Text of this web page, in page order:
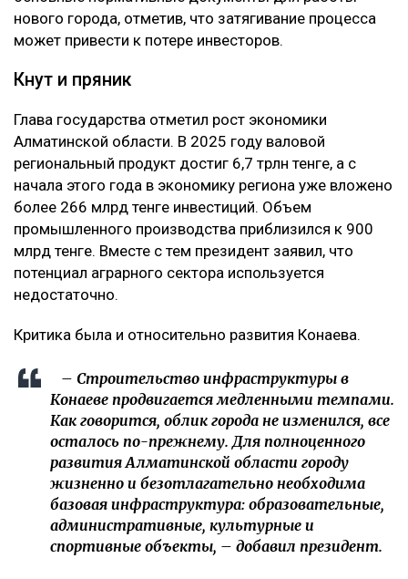
нового города, отметив, что затягивание процесса
может привести к потере инвесторов.
Кнут и пряник
Глава государства отметил рост экономики
Алматинской области. В 2025 году валовой
региональный продукт достиг 6,7 трлн тенге, а с
начала этого года в экономику региона уже вложено
более 266 млрд тенге инвестиций. Объем
промышленного производства приблизился к 900
млрд тенге. Вместе с тем президент заявил, что
потенциал аграрного сектора используется
недостаточно.
Критика была и относительно развития Конаева.
– Строительство инфраструктуры в
Конаеве продвигается медленными темпами.
Как говорится, облик города не изменился, все
осталось по-прежнему. Для полноценного
развития Алматинской области городу
жизненно и безотлагательно необходима
базовая инфраструктура: образовательные,
административные, культурные и
спортивные объекты, – добавил президент.